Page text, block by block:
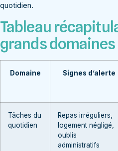
quotidien.
Tableau
grands
Domaine Signes d’alerte
Tâches du
quotidien
Repas irréguliers,
logement négligé,
oublis
administratifs